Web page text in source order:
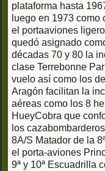
plataforma hasta
luego en 1973 como
el portaaviones
quedó asignado
décadas 70 y 80 la
clase Terrebonne
vuelo así como los
Aragón facilitan la
aéreas como los 8
HueyCobra que
los
8A/S Matador de la
el porta-aviones
9ª y 10ª Escuadrilla